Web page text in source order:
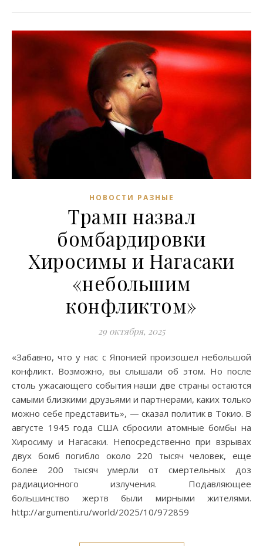
НОВОСТИ РАЗНЫЕ
Трамп назвал
бомбардировки
Хиросимы и Нагасаки
«небольшим
конфликтом»
29 октября, 2025
«Забавно, что у нас с Японией произошел небольшой
конфликт. Возможно, вы слышали об этом. Но после
столь ужасающего события наши две страны остаются
самыми близкими друзьями и партнерами, каких только
можно себе представить», — сказал политик в Токио. В
августе 1945 года США сбросили атомные бомбы на
Хиросиму и Нагасаки. Непосредственно при взрывах
двух бомб погибло около 220 тысяч человек, еще
более 200 тысяч умерли от смертельных доз
радиационного излучения. Подавляющее
большинство жертв были мирными жителями.
http://argumenti.ru/world/2025/10/972859